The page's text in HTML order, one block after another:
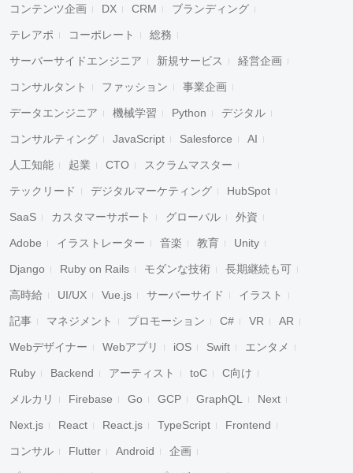
コンテンツ企画 DX CRM ブランディング
テレアポ コーポレート 総務
サーバーサイドエンジニア 新規サービス 経営企画
コンサルタント ファッション 事業企画
データエンジニア 機械学習 Python デジタル
コンサルティング JavaScript Salesforce AI
人工知能 起業 CTO スクラムマスター
テックリード デジタルマーケティング HubSpot
SaaS カスタマーサポート グローバル 外資
Adobe イラストレーター 音楽 教育 Unity
Django Ruby on Rails モダンな技術 長期継続も可
高時給 UI/UX Vue.js サーバーサイド イラスト
記事 マネジメント プロモーション C# VR AR
Webデザイナー Webアプリ iOS Swift エンタメ
Ruby Backend アーティスト toC C向け
メルカリ Firebase Go GCP GraphQL Next
Next.js React React.js TypeScript Frontend
コンサル Flutter Android 企画